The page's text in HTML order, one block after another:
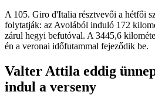
A 105. Giro d'Italia résztvevői a hétfői
folytatják: az Avolából induló 172
zárul hegyi befutóval. A 3445,6
én a veronai időfutammal fejeződik be.
Valter Attila eddig
indul a verseny